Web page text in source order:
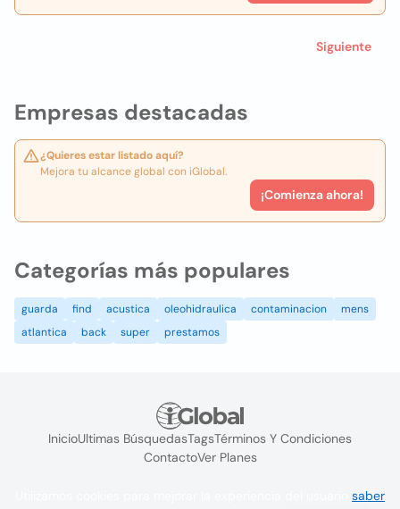
Empresas destacadas
¿Quieres estar listado aquí?
Mejora tu alcance global con iGlobal.
¡Comienza ahora!
Siguiente
Categorías más populares
guarda find acustica oleohidraulica contaminacion
mens
atlantica
back super prestamos
InicioUltimas BúsquedasTagsTérminos Y Condiciones
ContactoVer Planes
saber